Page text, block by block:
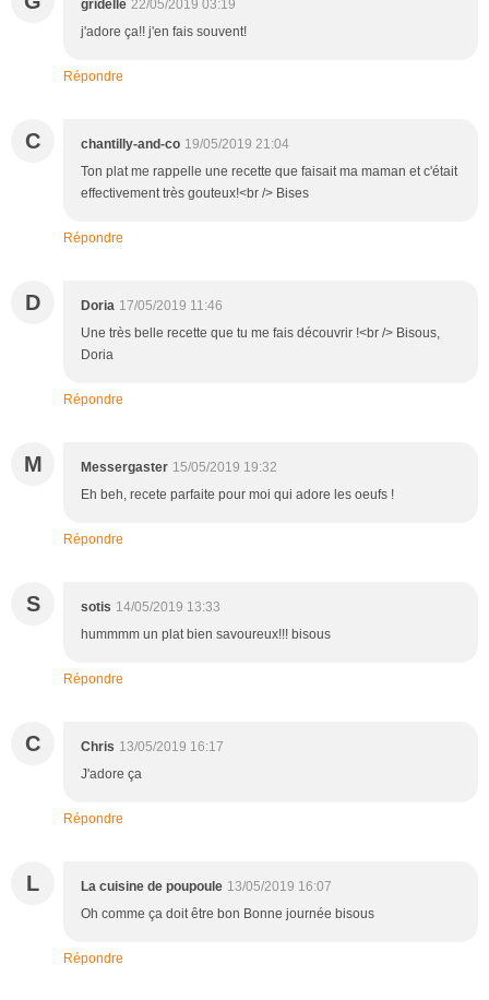
gridelle 22/05/2019 03:19
j'adore ça!! j'en fais souvent!
Répondre
C chantilly-and-co 19/05/2019 21:04
Ton plat me rappelle une recette que faisait ma maman et c'était
effectivement très gouteux!<br /> Bises
Répondre
D Doria 17/05/2019 11:46
Une très belle recette que tu me fais découvrir !<br /> Bisous,
Doria
Répondre
M Messergaster 15/05/2019 19:32
Eh beh, recete parfaite pour moi qui adore les oeufs !
Répondre
S sotis 14/05/2019 13:33
hummmm un plat bien savoureux!!! bisous
Répondre
C Chris 13/05/2019 16:17
J'adore ça
Répondre
L La cuisine de poupoule 13/05/2019 16:07
Oh comme ça doit être bon Bonne journée bisous
Répondre